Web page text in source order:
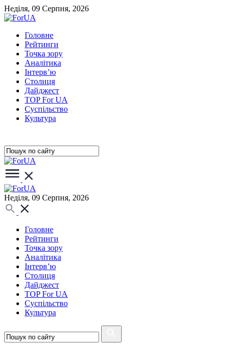
Неділя, 09 Серпня, 2026
Головне
Рейтинги
Точка зору
Аналітика
Інтерв’ю
Столиця
Дайджест
TOP For UA
Суспiльство
Культура
Неділя, 09 Серпня, 2026
Головне
Рейтинги
Точка зору
Аналітика
Інтерв’ю
Столиця
Дайджест
TOP For UA
Суспiльство
Культура